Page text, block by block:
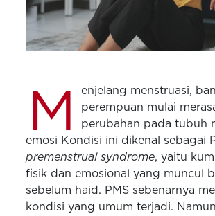
M
enjelang menstruasi,
perempuan mulai
perubahan pada tubuh
emosi Kondisi ini dikenal sebagai
premenstrual syndrome, yaitu
fisik dan emosional yang muncul
sebelum haid. PMS sebenarnya
kondisi yang umum terjadi.